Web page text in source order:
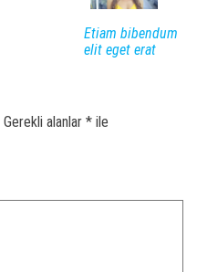
Etiam bibendum
elit eget erat
Gerekli alanlar * ile